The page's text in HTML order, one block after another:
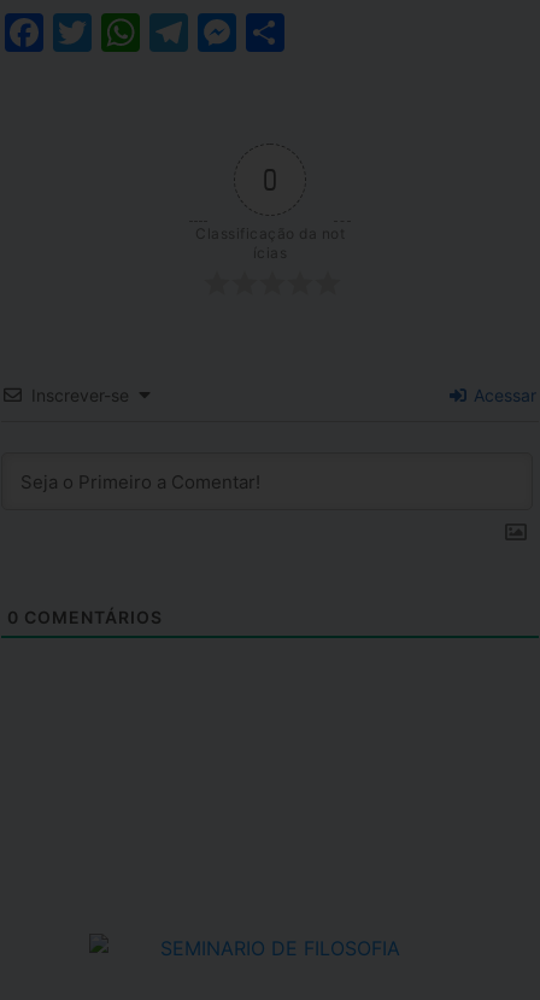
Facebook
Twitter
WhatsApp
Telegram
Messenger
0
Classificação da not
Inscrever-se Acessar
0 COMENTÁRIOS